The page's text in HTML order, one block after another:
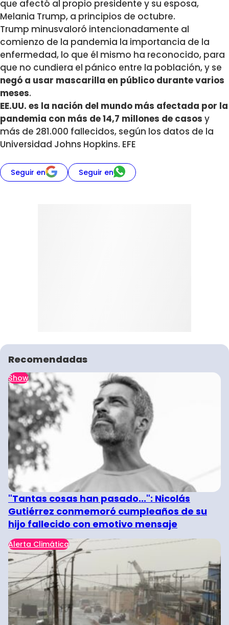
que afectó al propio presidente y su esposa,
Melania Trump, a principios de octubre.
Trump minusvaloró intencionadamente al
comienzo de la pandemia la importancia de la
enfermedad, lo que él mismo ha reconocido, para
que no cundiera el pánico entre la población, y se
negó a usar mascarilla en público durante varios
meses.
EE.UU. es la nación del mundo más afectada por la
pandemia con más de 14,7 millones de casos y
más de 281.000 fallecidos, según los datos de la
Universidad Johns Hopkins. EFE
Seguir en Seguir en
Recomendadas
Show
"Tantas cosas han pasado...": Nicolás
Gutiérrez conmemoró cumpleaños de su
hijo fallecido con emotivo mensaje
Alerta Climática